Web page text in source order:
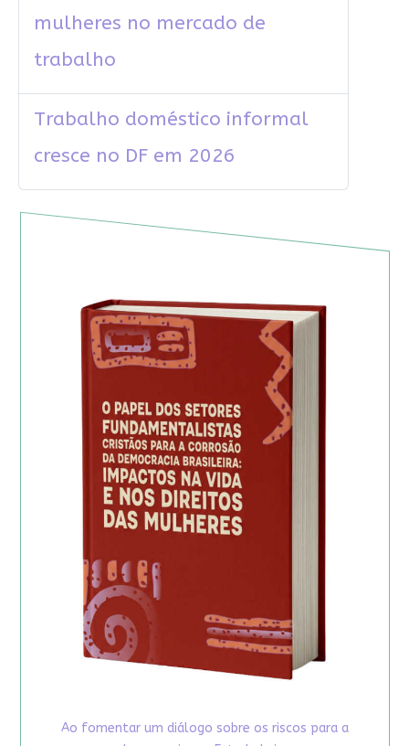
mulheres no mercado de
trabalho
Trabalho doméstico informal
cresce no DF em 2026
Ao fomentar um diálogo sobre os riscos para a